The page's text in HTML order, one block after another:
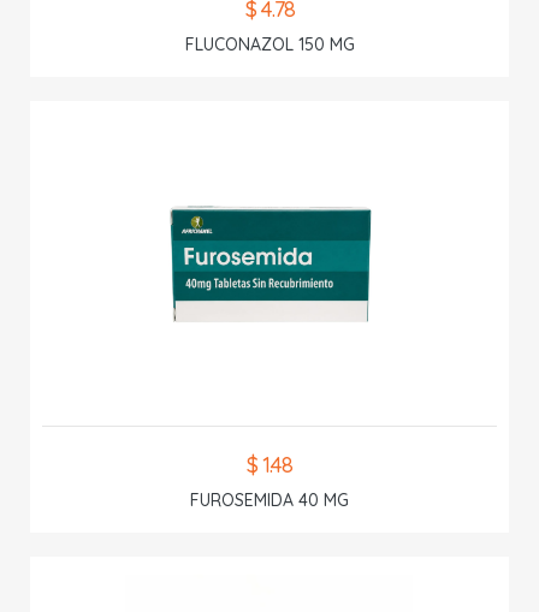
$ 4.78
FLUCONAZOL 150 MG
$ 1.48
FUROSEMIDA 40 MG